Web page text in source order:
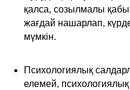
қалса, созылмалы
жағдай нашарлап,
мүмкін.
Психологиялық
елемей,